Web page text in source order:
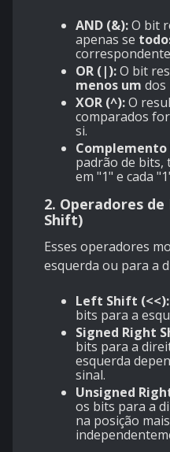
AND (&):O bit
apenas se
OR (|):O bit
menos um dos
XOR (^):O
comparados
si.
Complemento
padrão de bits,
em "1" e cada
2. Operadores
Shift)
Esses operadores
esquerda ou para a
Left Shift (<<):
bits para a
Signed Right
bits para a
esquerda
sinal.
Unsigned
os bits para a
na posição